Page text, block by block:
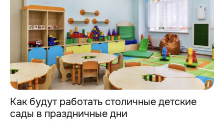
Как будут работать столичные детские
сады в праздничные дни